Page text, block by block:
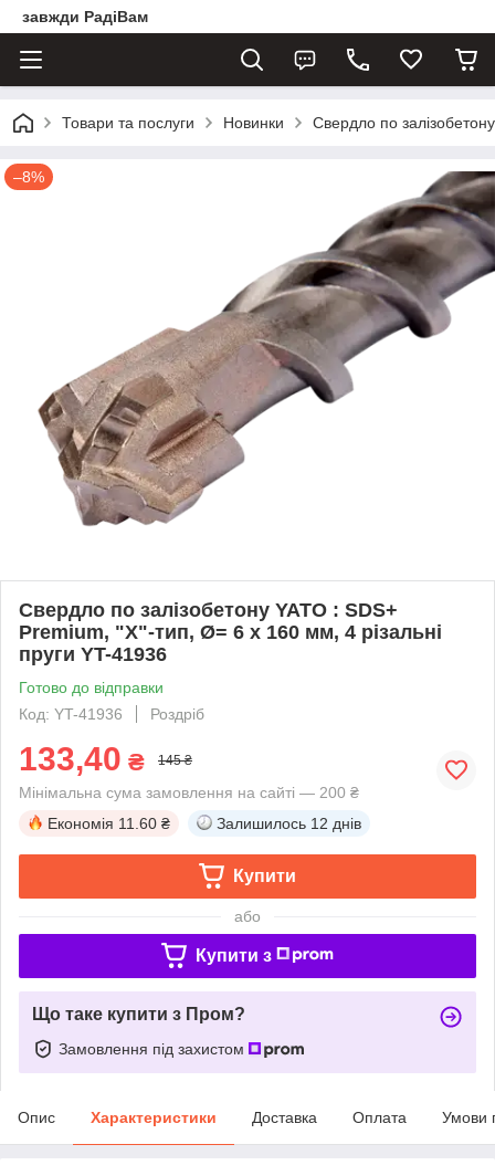
завжди РадіВам
Товари та послуги Новинки Свердло по
–8%
Свердло по залізобетону YATO : SDS+
Premium, "Х"-тип, Ø= 6 х 160 мм, 4 різальні
пруги YT-41936
Готово до відправки
Код: YT-41936
Роздріб
133,40 ₴ 145 ₴
Мінімальна сума замовлення на сайті — 200 ₴
Економія 11.60 ₴ Залишилось 12 днів
Купити
або
Купити з
Що таке купити з Пром?
Замовлення під захистом
Опис Характеристики Доставка Оплата Умови